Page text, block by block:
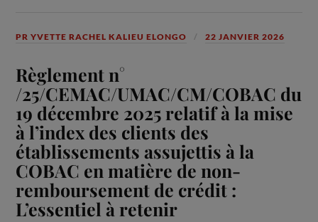
PR YVETTE RACHEL KALIEU ELONGO 22 JANVIER 2026
Règlement n°
/25/CEMAC/UMAC/CM/COBAC du
19 décembre 2025 relatif à la mise
à l’index des clients des
établissements assujettis à la
COBAC en matière de non-
remboursement de crédit :
L’essentiel à retenir